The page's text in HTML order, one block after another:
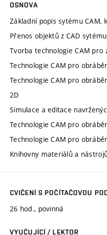
OSNOVA
Základní popis sytému CAM,
Přenos objektů z CAD
Tvorba technologie CAM pro
Technologie CAM pro
Technologie CAM pro
2D
Simulace a editace
Technologie CAM pro
Technologie CAM pro
Knihovny materiálů a
CVIČENÍ S POČÍTAČOVOU
26 hod., povinná
VYUČUJÍCÍ / LEKTOR